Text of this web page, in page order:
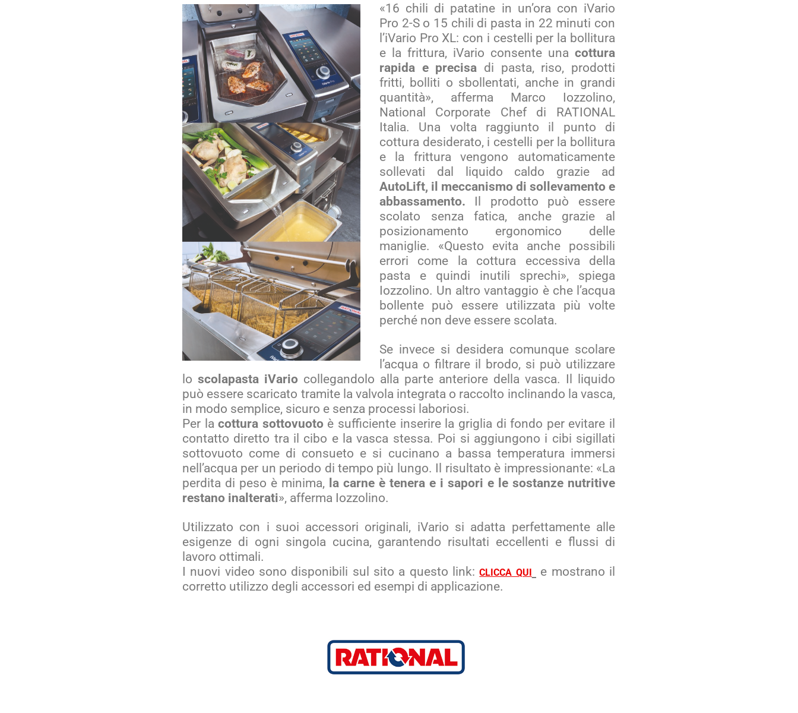
«16 chili di patatine in un’ora con iVario
Pro 2-S o 15 chili di pasta in 22 minuti con
l’iVario Pro XL: con i cestelli per la bollitura
e la frittura, iVario consente una cottura
rapida e precisa di pasta, riso, prodotti
fritti, bolliti o sbollentati, anche in grandi
quantità», afferma Marco Iozzolino,
National Corporate Chef di RATIONAL
Italia. Una volta raggiunto il punto di
cottura desiderato, i cestelli per la bollitura
e la frittura vengono automaticamente
sollevati dal liquido caldo grazie ad
AutoLift, il meccanismo di sollevamento e
abbassamento. Il prodotto può essere
scolato senza fatica, anche grazie al
posizionamento ergonomico delle
maniglie. «Questo evita anche possibili
errori come la cottura eccessiva della
pasta e quindi inutili sprechi», spiega
Iozzolino. Un altro vantaggio è che l’acqua
bollente può essere utilizzata più volte
perché non deve essere scolata.
Se invece si desidera comunque scolare
l’acqua o filtrare il brodo, si può utilizzare
lo scolapasta iVario collegandolo alla parte anteriore della vasca. Il liquido
può essere scaricato tramite la valvola integrata o raccolto inclinando la vasca,
in modo semplice, sicuro e senza processi laboriosi.
Per lacottura sottovuoto è sufficiente inserire la griglia di fondo per evitare il
contatto diretto tra il cibo e la vasca stessa. Poi si aggiungono i cibi sigillati
sottovuoto come di consueto e si cucinano a bassa temperatura immersi
nell’acqua per un periodo di tempo più lungo. Il risultato è impressionante: «La
perdita di peso è minima, la carne è tenera e i sapori e le sostanze nutritive
restano inalterati», afferma Iozzolino.
Utilizzato con i suoi accessori originali, iVario si adatta perfettamente alle
esigenze di ogni singola cucina, garantendo risultati eccellenti e flussi di
lavoro ottimali.
I nuovi video sono disponibili sul sito a questo link:CLICCA QUI
e mostrano il
corretto utilizzo degli accessori ed esempi di applicazione.